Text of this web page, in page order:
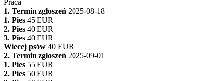
Praca
1. Termin zgłoszeń 2025-08-18
1. Pies 45 EUR
2. Pies 40 EUR
3. Pies 40 EUR
Wiecej psów 40 EUR
2. Termin zgłoszeń 2025-09-01
1. Pies 55 EUR
2. Pies 50 EUR